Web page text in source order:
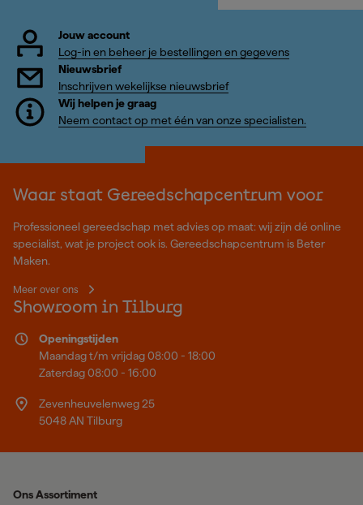
Jouw account
Log-in en beheer je bestellingen en gegevens
Nieuwsbrief
Inschrijven wekelijkse nieuwsbrief
Wij helpen je graag
Neem contact op met één van onze specialisten.
Waar staat Gereedschapcentrum voor
Professioneel gereedschap met advies op maat: wij zijn dé online
specialist, wat je project ook is. Gereedschapcentrum is Beter
Maken.
Meer over ons
Showroom in Tilburg
Openingstijden
Maandag t/m vrijdag 08:00 - 18:00
Zaterdag 08:00 - 16:00
Zevenheuvelenweg 25
5048 AN Tilburg
Ons Assortiment